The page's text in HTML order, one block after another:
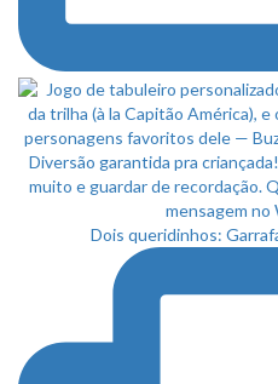
Dois queridinhos: